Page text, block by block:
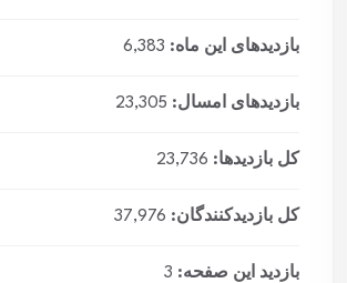
بازدیدهای این ماه: 6,383
بازدیدهای امسال: 23,305
کل بازدیدها: 23,736
کل بازدیدکنند‌گان: 37,976
بازدید این صفحه: 3